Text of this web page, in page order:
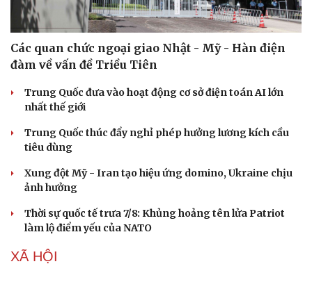
Doanh nghiệp
Thông tin doanh nghiệp
Doanh nhân
Vì cộng đồng
Công nghệ
Trải nghiệm
Các quan chức ngoại giao Nhật - Mỹ - Hàn điện
đàm về vấn đề Triều Tiên
Trung Quốc đưa vào hoạt động cơ sở điện toán AI lớn
nhất thế giới
Trung Quốc thúc đẩy nghỉ phép hưởng lương kích cầu
tiêu dùng
Xung đột Mỹ - Iran tạo hiệu ứng domino, Ukraine chịu